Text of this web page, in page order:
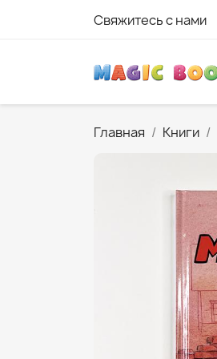
Свяжитесь с нами
Главная Книги